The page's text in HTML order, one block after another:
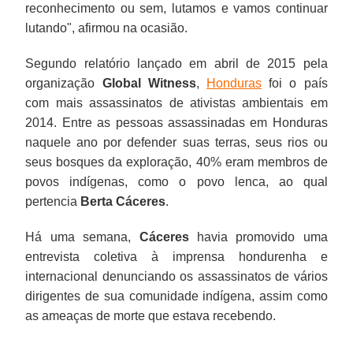
reconhecimento ou sem, lutamos e vamos continuar
lutando", afirmou na ocasião.
Segundo relatório lançado em abril de 2015 pela
organização Global Witness, Honduras foi o país
com mais assassinatos de ativistas ambientais em
2014. Entre as pessoas assassinadas em Honduras
naquele ano por defender suas terras, seus rios ou
seus bosques da exploração, 40% eram membros de
povos indígenas, como o povo lenca, ao qual
pertencia Berta Cáceres.
Há uma semana, Cácereshavia promovido uma
entrevista coletiva à imprensa hondurenha e
internacional denunciando os assassinatos de vários
dirigentes de sua comunidade indígena, assim como
as ameaças de morte que estava recebendo.